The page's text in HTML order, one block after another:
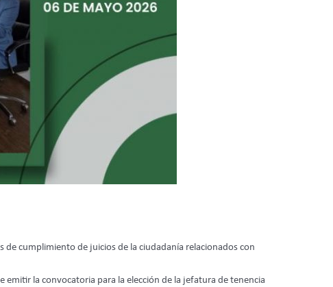
cumplimiento de juicios de la ciudadanía relacionados con
la convocatoria para la elección de la jefatura de tenencia